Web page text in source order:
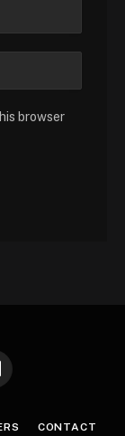
browser
CONTACT